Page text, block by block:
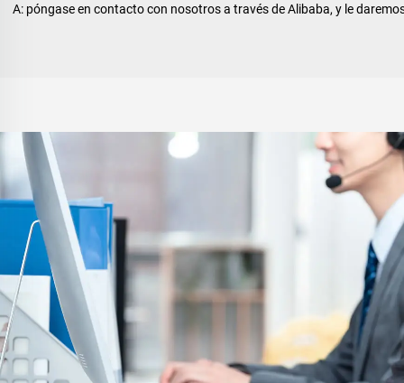
A: póngase en contacto con nosotros a través de Alibaba, y le